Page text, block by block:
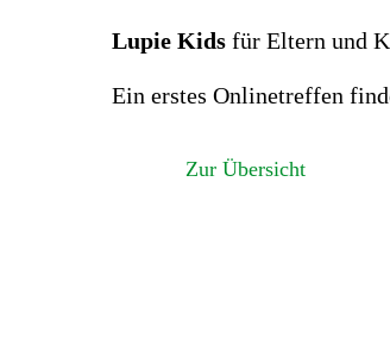
Lupie Kids für Eltern und
Ein erstes Onlinetreffen
Zur Übersicht